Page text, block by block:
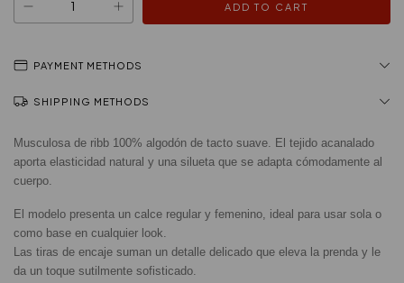
PAYMENT METHODS
SHIPPING METHODS
Musculosa de ribb 100% algodón de tacto suave. El tejido acanalado
aporta elasticidad natural y una silueta que se adapta cómodamente al
cuerpo.
El modelo presenta un calce regular y femenino, ideal para usar sola o
como base en cualquier look.
Las tiras de encaje suman un detalle delicado que eleva la prenda y le
da un toque sutilmente sofisticado.